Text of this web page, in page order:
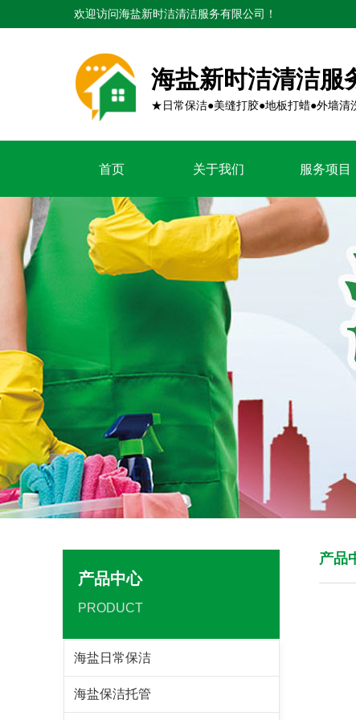
欢迎访问海盐新时洁清洁服务有限公司！
首页 关于我们 服务项目
海盐新时洁清洁服
★日常保洁●美缝打胶●地板打蜡●外墙
产品中心
PRODUCT
海盐日常保洁
海盐保洁托管
产品